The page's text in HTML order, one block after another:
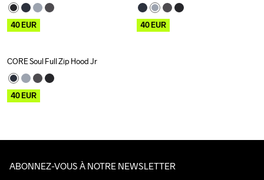
40EUR 40EUR
Outlet
CORE Soul Full Zip Hood Jr
40EUR
ABONNEZ-VOUS À NOTRE NEWSLETTER